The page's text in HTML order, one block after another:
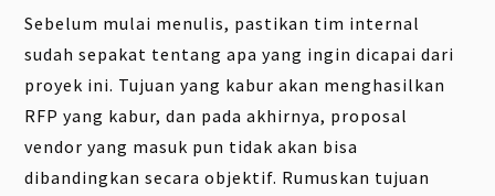
Sebelum mulai menulis, pastikan tim internal
sudah sepakat tentang apa yang ingin dicapai dari
proyek ini. Tujuan yang kabur akan menghasilkan
RFP yang kabur, dan pada akhirnya, proposal
vendor yang masuk pun tidak akan bisa
dibandingkan secara objektif. Rumuskan tujuan